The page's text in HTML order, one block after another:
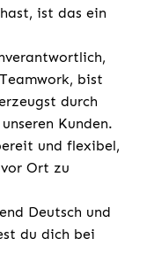
ist das ein
bist
durch
Kunden.
und flexibel,
Ort zu
Deutsch und
du dich bei